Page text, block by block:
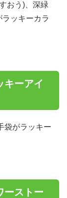
おう)、深緑
ッキーカラ
キーアイ
袋がラッキー
ーストー